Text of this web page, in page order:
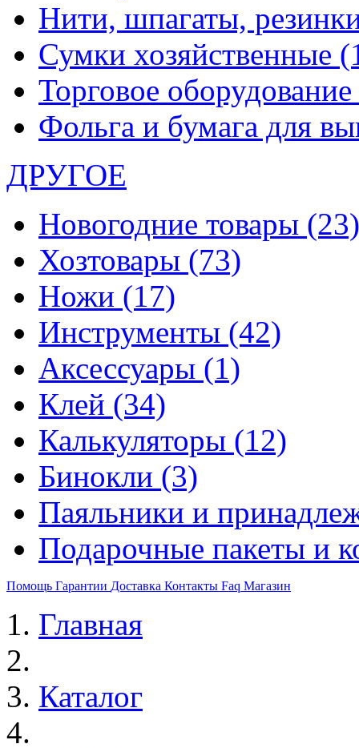
Нити, шпагаты,
Сумки хозяйственные
Торговое оборудование
Фольга и бумага для
ДРУГОЕ
Новогодние товары (23)
Хозтовары (73)
Ножи (17)
Инструменты (42)
Аксессуары (1)
Клей (34)
Калькуляторы (12)
Бинокли (3)
Паяльники и
Подарочные пакеты и
Помощь Гарантии Доставка Контакты Faq Магазин
Главная
Каталог